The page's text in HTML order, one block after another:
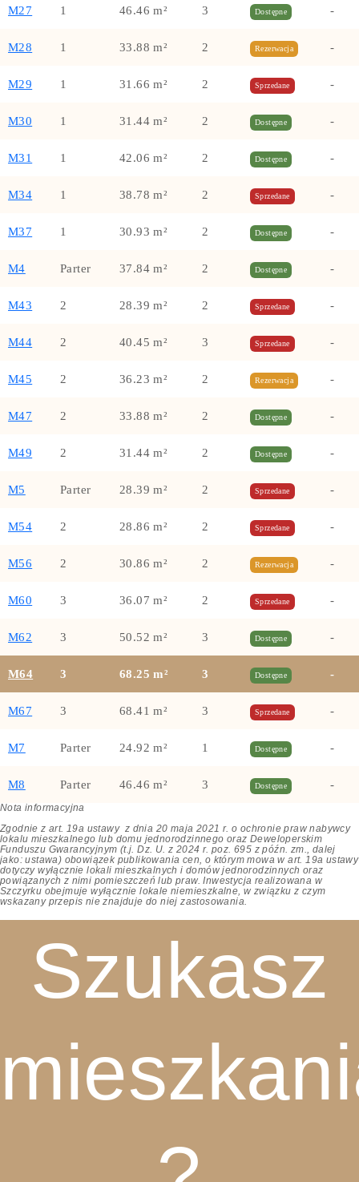
M27 1 46.46 m² 3 Dostępne -
M28 1 33.88 m² 2 Rezerwacja -
M29 1 31.66 m² 2 Sprzedane -
M30 1 31.44 m² 2 Dostępne -
M31 1 42.06 m² 2 Dostępne -
M34 1 38.78 m² 2 Sprzedane -
M37 1 30.93 m² 2 Dostępne -
M4 Parter 37.84 m² 2 Dostępne -
M43 2 28.39 m² 2 Sprzedane -
M44 2 40.45 m² 3 Sprzedane -
M45 2 36.23 m² 2 Rezerwacja -
M47 2 33.88 m² 2 Dostępne -
M49 2 31.44 m² 2 Dostępne -
M5 Parter 28.39 m² 2 Sprzedane -
M54 2 28.86 m² 2 Sprzedane -
M56 2 30.86 m² 2 Rezerwacja -
M60 3 36.07 m² 2 Sprzedane -
M62 3 50.52 m² 3 Dostępne -
M64 3 68.25 m² 3 Dostępne -
M67 3 68.41 m² 3 Sprzedane -
M7 Parter 24.92 m² 1 Dostępne -
M8 Parter 46.46 m² 3 Dostępne -
Nota informacyjna
Zgodnie z art. 19a ustawy z dnia 20 maja 2021 r. o ochronie praw nabywcy
lokalu mieszkalnego lub domu jednorodzinnego oraz Deweloperskim
Funduszu Gwarancyjnym (t.j. Dz. U. z 2024 r. poz. 695 z późn. zm., dalej
jako: ustawa) obowiązek publikowania cen, o którym mowa w art. 19a ustawy
dotyczy wyłącznie lokali mieszkalnych i domów jednorodzinnych oraz
powiązanych z nimi pomieszczeń lub praw.Inwestycja realizowana w
Szczyrku obejmuje wyłącznie lokale niemieszkalne, w związku z czym
wskazany przepis nie znajduje do niej zastosowania.
Szukasz